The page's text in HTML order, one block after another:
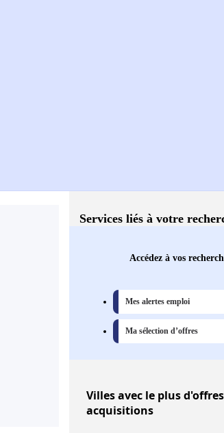
Services liés à votre
Accédez à vos
Mes alertes emploi
Ma sélection d’offres
Villesavec le plus
acquisitions